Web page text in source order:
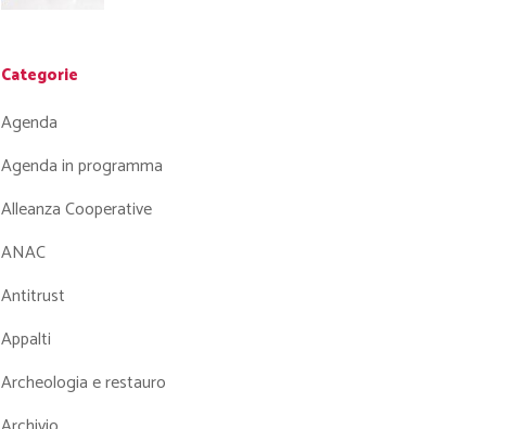
Categorie
Agenda
Agenda in programma
Alleanza Cooperative
ANAC
Antitrust
Appalti
Archeologia e restauro